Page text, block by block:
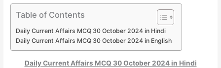
k
er
Table of Contents
Daily Current Affairs MCQ 30 October 2024 in Hindi
Daily Current Affairs MCQ 30 October 2024 in English
Daily Current Affairs MCQ 30 October 2024 in Hindi